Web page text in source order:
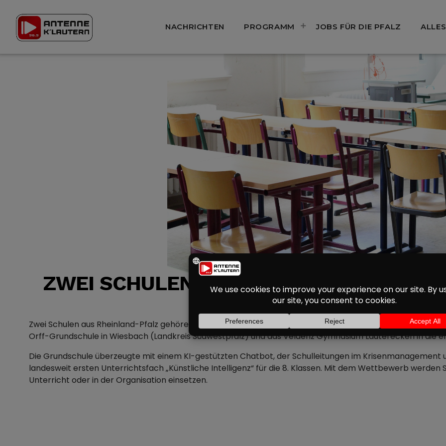
NACHRICHTEN PROGRAMM JOBS FÜR DIE PFALZ
ZWEI SCHULEN AUS DER REGION FÜR
NOMINIERT
Zwei Schulen aus Rheinland-Pfalz gehören zu den bundesweit 18 Nominierten für den KI-Schulpreis 2025.
Orff-Grundschule in Wiesbach (Landkreis Südwestpfalz) und das Veldenz Gymnasium Lauterecken in die
Die Grundschule überzeugte mit einem KI-gestützten Chatbot, der Schulleitungen im
landesweit ersten Unterrichtsfach „Künstliche Intelligenz“ für die 8. Klassen. Mit dem Wettbewerb werden
Unterricht oder in der Organisation einsetzen.